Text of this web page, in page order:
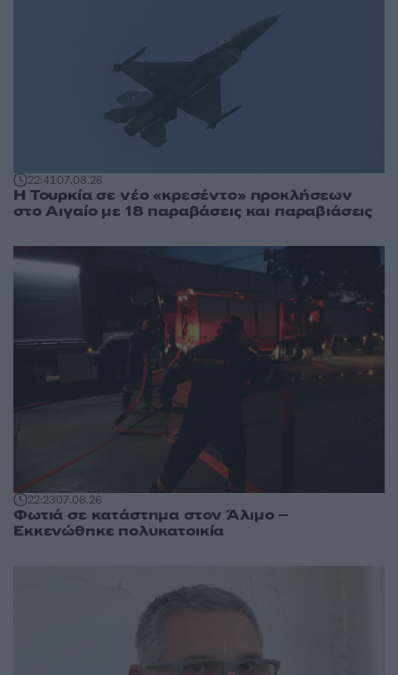
22:4107.08.26
Η Τουρκία σε νέο «κρεσέντο» προκλήσεων
στο Αιγαίο με 18 παραβάσεις και παραβιάσεις
22:2307.08.26
Φωτιά σε κατάστημα στον Άλιμο –
Εκκενώθηκε πολυκατοικία